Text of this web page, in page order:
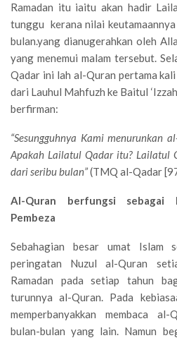
Ramadan itu iaitu akan hadir
tunggu kerana nilai
bulan.yang dianugerahkan oleh
yang menemui malam tersebut.
Qadar ini lah al-Quran pertama
dari Lauhul Mahfuzh ke Baitul
berfirman:
“Sesungguhnya Kami menurunkan
Apakah Lailatul Qadar itu? Lailatul
dari seribu bulan”(TMQ al-Qadar
Al-Quran berfungsi sebagai
Pembeza
Sebahagian besar umat Islam
peringatan Nuzul al-Quran
Ramadan pada setiap tahun
turunnya al-Quran. Pada
memperbanyakkan membaca
bulan-bulan yang lain. Namun